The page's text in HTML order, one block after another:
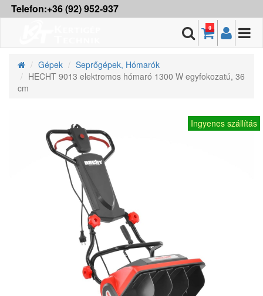
Telefon:+36 (92) 952-937
0
Gépek
Seprőgépek, Hómarók
HECHT 9013 elektromos hómaró 1300 W egyfokozatú, 36
cm
Ingyenes szállítás